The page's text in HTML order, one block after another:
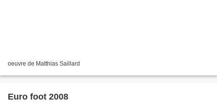
oeuvre de Matthias Saillard
Euro foot 2008